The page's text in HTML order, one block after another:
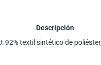
Descripción
92% textil sintético de